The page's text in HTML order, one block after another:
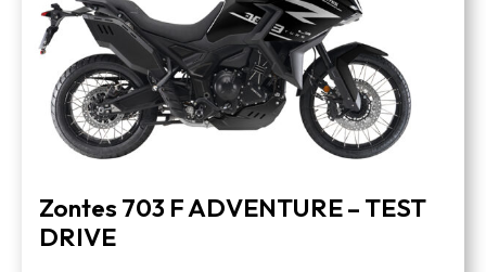
Zontes 703 F ADVENTURE – TEST
DRIVE